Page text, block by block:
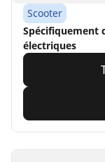
Scooter
Spécifiquement
électriques